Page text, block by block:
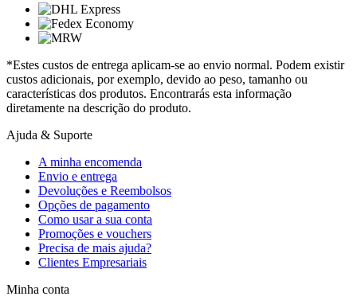
*Estes custos de entrega aplicam-se ao envio normal. Podem existir
custos adicionais, por exemplo, devido ao peso, tamanho ou
características dos produtos. Encontrarás esta informação
diretamente na descrição do produto.
Ajuda & Suporte
A minha encomenda
Envio e entrega
Devoluções e Reembolsos
Opções de pagamento
Como usar a sua conta
Promoções e vouchers
Precisa de mais ajuda?
Clientes Empresariais
Minha conta